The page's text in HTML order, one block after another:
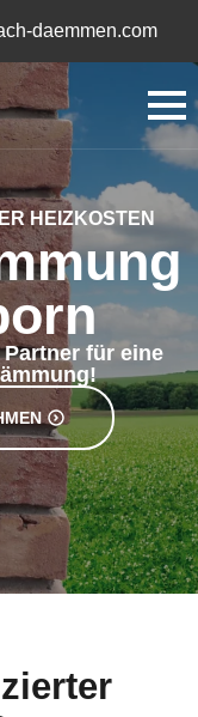
daemmen.com
HEIZKOSTEN
für eine